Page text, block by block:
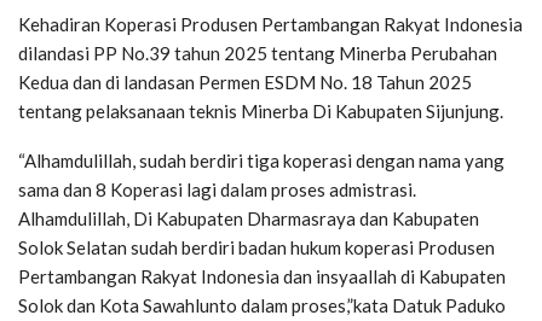
Kehadiran Koperasi Produsen Pertambangan Rakyat Indonesia
dilandasi PP No.39 tahun 2025 tentang Minerba Perubahan
Kedua dan di landasan Permen ESDM No. 18 Tahun 2025
tentang pelaksanaan teknis Minerba Di Kabupaten Sijunjung.
“Alhamdulillah, sudah berdiri tiga koperasi dengan nama yang
sama dan 8 Koperasi lagi dalam proses admistrasi.
Alhamdulillah, Di Kabupaten Dharmasraya dan Kabupaten
Solok Selatan sudah berdiri badan hukum koperasi Produsen
Pertambangan Rakyat Indonesia dan insyaallah di Kabupaten
Solok dan Kota Sawahlunto dalam proses,”kata Datuk Paduko